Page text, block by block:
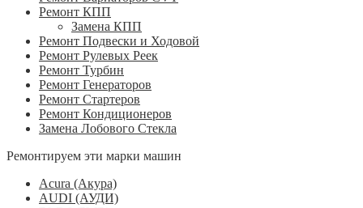
Ремонт КПП
Замена КПП
Ремонт Подвески и Ходовой
Ремонт Рулевых Реек
Ремонт Турбин
Ремонт Генераторов
Ремонт Стартеров
Ремонт Кондиционеров
Замена Лобового Стекла
Ремонтируем эти марки машин
Acura (Акура)
AUDI (АУДИ)